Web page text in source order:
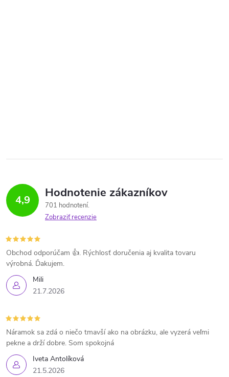
4,9 Hodnotenie zákazníkov
701 hodnotení
Zobraziť recenzie
Mili
21.7.2026
Obchod odporúčam 👍. Rýchlosť doručenia aj kvalita tovaru
výrobná. Ďakujem.
Iveta Antolíková
21.5.2026
Náramok sa zdá o niečo tmavší ako na obrázku, ale vyzerá veľmi
pekne a drží dobre. Som spokojná